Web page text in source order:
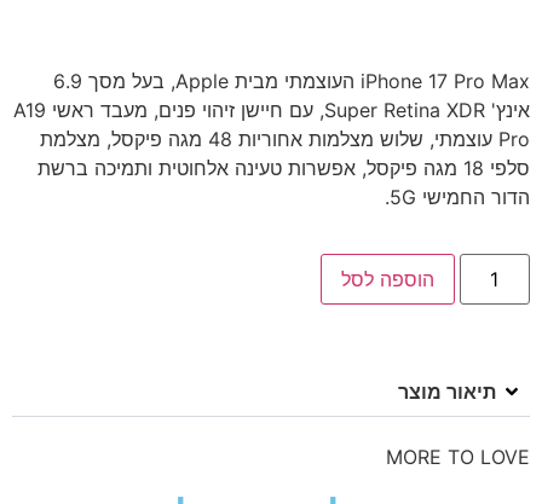
iPhone 17 Pro Max העוצמתי מבית Apple, בעל מסך 6.9
אינץ' Super Retina XDR, עם חיישן זיהוי פנים, מעבד ראשי A19
Pro עוצמתי, שלוש מצלמות אחוריות 48 מגה פיקסל, מצלמת
סלפי 18 מגה פיקסל, אפשרות טעינה אלחוטית ותמיכה ברשת
הדור החמישי 5G.
הוספה לסל
תיאור מוצר
MORE TO LOVE